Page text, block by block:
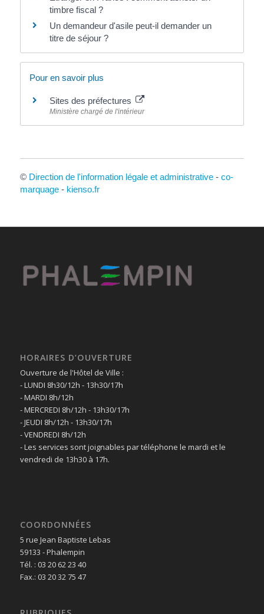
timbre fiscal ?
Un demandeur d'asile peut-il demander un
titre de séjour ?
Pour en savoir plus
Sites des préfectures
Ministère chargé de l'intérieur
© Direction de l'information légale et administrative- co-
marquage- kienso.fr
HORAIRES D’OUVERTURE
Ouverture de l'Hôtel de Ville :
- LUNDI 8h30/12h - 13h30/17h
- MARDI 8h/12h
- MERCREDI 8h/12h - 13h30/17h
- JEUDI 8h/12h - 13h30/17h
- VENDREDI 8h/12h
- Les services sont joignables par téléphone le mardi et le
vendredi de 13h30 à 17h.
COORDONNÉES
5 rue Jean Baptiste Lebas
59133 - Phalempin
Tél. : 03 20 62 23 40
Fax.: 03 20 32 75 47